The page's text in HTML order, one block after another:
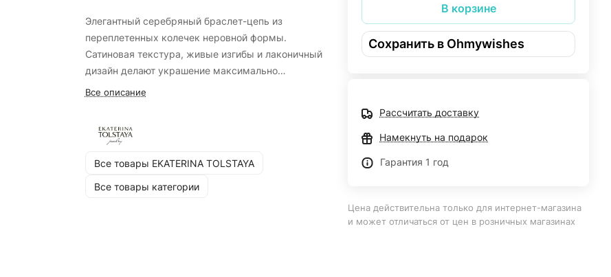
Элегантный серебряный браслет-цепь из
переплетенных колечек неровной формы.
Сатиновая текстура, живые изгибы и лаконичный
дизайн делают украшение максимально
универсальным и подходящим ко всему.
модель и каждый отдельный размер колечка из
мягкому воску. Под воздействием тепла ладоней
воск таял и приобретал анатомичные изгибы, а
Все описание
Все товары EKATERINA TOLSTAYA
Все товары категории
В корзине
Сохранить в Ohmywishes
Рассчитать доставку
Намекнуть на подарок
Гарантия 1 год
Цена действительна только для интернет-магазина
и может отличаться от цен в розничных магазинах